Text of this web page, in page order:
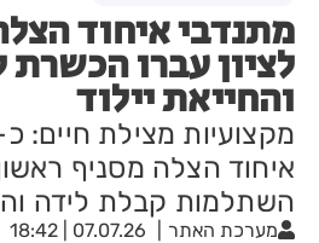
מתנדבי איחוד
לציון עברו הכשרת
והחייאת יילוד
איחוד הצלה מסניף
השתלמות קבלת לידה
מערכת האתר 07.07.26 | 18:42